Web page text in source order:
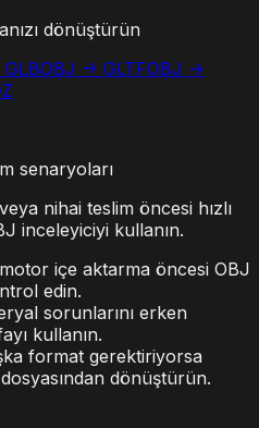
dönüştürün
OBJ -> GLTFOBJ ->
senaryoları
nihai teslim öncesi hızlı
inceleyiciyi kullanın.
içe aktarma öncesi OBJ
edin.
sorunlarını erken
kullanın.
format gerektiriyorsa
dönüştürün.